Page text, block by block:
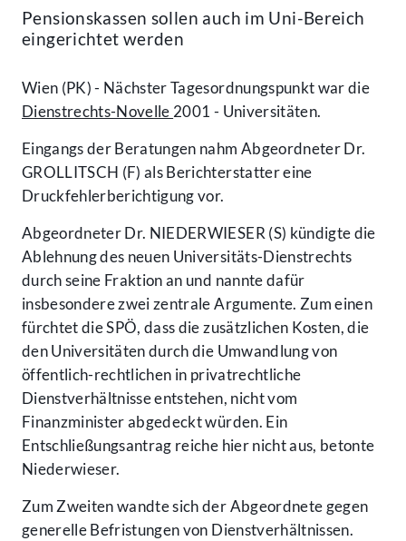
Pensionskassen sollen auch im Uni-Bereich
eingerichtet werden
Wien (PK) - Nächster Tagesordnungspunkt war die
Dienstrechts-Novelle 2001 - Universitäten.
Eingangs der Beratungen nahm Abgeordneter Dr.
GROLLITSCH (F) als Berichterstatter eine
Druckfehlerberichtigung vor.
Abgeordneter Dr. NIEDERWIESER (S) kündigte die
Ablehnung des neuen Universitäts-Dienstrechts
durch seine Fraktion an und nannte dafür
insbesondere zwei zentrale Argumente. Zum einen
fürchtet die SPÖ, dass die zusätzlichen Kosten, die
den Universitäten durch die Umwandlung von
öffentlich-rechtlichen in privatrechtliche
Dienstverhältnisse entstehen, nicht vom
Finanzminister abgedeckt würden. Ein
Entschließungsantrag reiche hier nicht aus, betonte
Niederwieser.
Zum Zweiten wandte sich der Abgeordnete gegen
generelle Befristungen von Dienstverhältnissen.